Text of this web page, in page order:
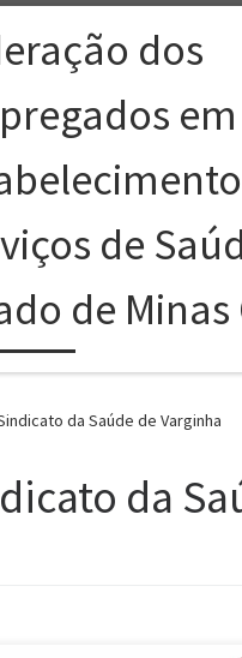
dos
em
de
de Minas
da Saúde de Varginha
da